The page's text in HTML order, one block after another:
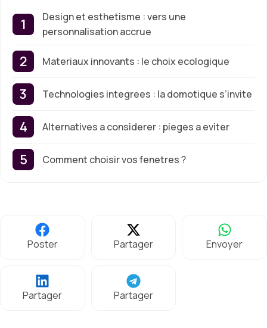
Design et esthetisme : vers une
personnalisation accrue
Materiaux innovants : le choix ecologique
Technologies integrees : la domotique s’invite
Alternatives a considerer : pieges a eviter
Comment choisir vos fenetres ?
Poster Partager Envoyer
Partager Partager